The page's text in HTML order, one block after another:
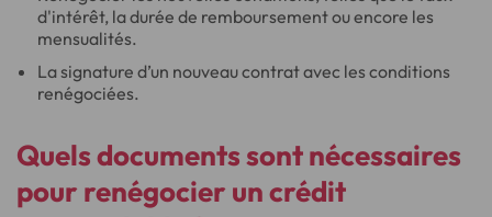
d'intérêt, la durée de remboursement ou encore les
mensualités.
La signature d’un nouveau contrat avec les conditions
renégociées.
Quels documents sont nécessaires
pour renégocier un crédit